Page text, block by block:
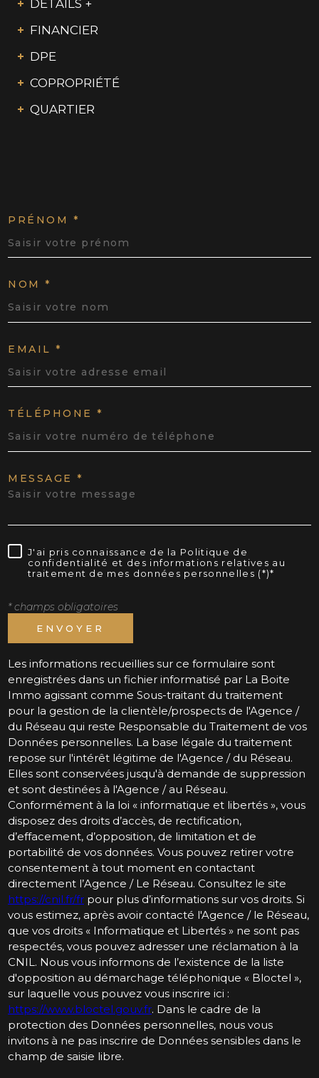
DÉTAILS +
FINANCIER
DPE
COPROPRIÉTÉ
QUARTIER
PRÉNOM *
NOM *
EMAIL *
TÉLÉPHONE *
MESSAGE *
J'ai pris connaissance de la Politique de
confidentialité et des informations relatives au
traitement de mes données personnelles (*)*
* champs obligatoires
ENVOYER
Les informations recueillies sur ce formulaire sont
enregistrées dans un fichier informatisé par La Boite
Immo agissant comme Sous-traitant du traitement
pour la gestion de la clientèle/prospects de l'Agence /
du Réseau qui reste Responsable du Traitement de vos
Données personnelles. La base légale du traitement
repose sur l'intérêt légitime de l'Agence / du Réseau.
Elles sont conservées jusqu'à demande de suppression
et sont destinées à l'Agence / au Réseau.
Conformément à la loi « informatique et libertés », vous
disposez des droits d’accès, de rectification,
d’effacement, d’opposition, de limitation et de
portabilité de vos données. Vous pouvez retirer votre
consentement à tout moment en contactant
directement l’Agence / Le Réseau. Consultez le site
https://cnil.fr/fr pour plus d’informations sur vos droits. Si
vous estimez, après avoir contacté l'Agence / le Réseau,
que vos droits « Informatique et Libertés » ne sont pas
respectés, vous pouvez adresser une réclamation à la
CNIL. Nous vous informons de l’existence de la liste
d'opposition au démarchage téléphonique « Bloctel »,
sur laquelle vous pouvez vous inscrire ici :
https://www.bloctel.gouv.fr. Dans le cadre de la
protection des Données personnelles, nous vous
invitons à ne pas inscrire de Données sensibles dans le
champ de saisie libre.